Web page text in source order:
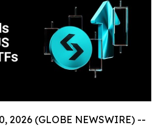
2026 (GLOBE NEWSWIRE) --